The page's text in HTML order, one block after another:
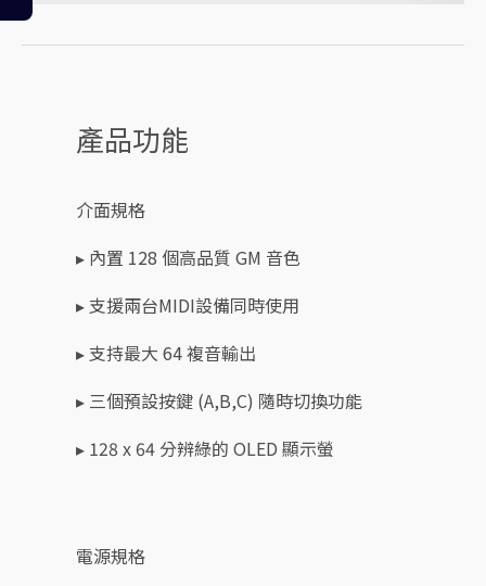
產品功能
介面規格
▸ 內置 128 個高品質 GM 音色
▸ 支援兩台MIDI設備同時使用
▸ 支持最大 64 複音輸出
▸ 三個預設按鍵 (A,B,C) 隨時切換功能
▸ 128 x 64 分辨綠的 OLED 顯示螢
電源規格